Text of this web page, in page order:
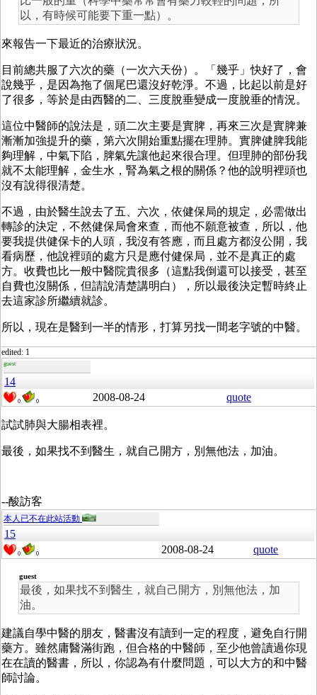
以，有時候可能要下重一點）。
來報告一下最近的治療狀況。
目前總共服了六次的藥（一次六天份）。「幾乎」快好了，會
說幾乎，是因為拖了個尾巴還沒好乾淨。不過，比起以前是好
了很多，等於是由西醫的二、三度脫垂變成一度脫垂的情況。
這位中醫師的說法是，頭二次主要是實脾，再來三次是實脾兼
漸漸加強提升的藥，第六次開始重點擺在理肺。實脾健脾我能
夠理解，中氣下陷，脾氣先讓他起來很合理。但理肺的部份我
就不太能理解，金生水，腎為氣之根的關係？他的說明裡頭也
沒有說得很清楚。
不過，由於醫生說去了五、六次，依健保局的規定，必需做出
轉診的決定，不然健保局會來查，而他不願意被查，所以，他
要我提供健保卡的人頭，我沒有答應，而且處方都沒公開，我
看病歷，他說裡頭的處方只是應付健保局，並不是真正的處
方。收費也比一般中醫院貴很多（這點我倒還可以接受，甚至
自費也沒關係，但請說清楚講明白），所以最後決定暫時終止
去這家診所繼續就診。
所以，現在是醫到一半的情形，打算另找一間老字號的中醫。
edited: 1
guest
14
0 0 2008-08-24 quote
試試肺與大腸相表裡。
最後，如果找不到醫生，就自己開方，別無他法，加油。
--酸訪客
本人已不在此站活動
15
0 0 2008-08-24 quote
guest
最後，如果找不到醫生，就自己開方，別無他法，加
油。
建議自學中醫的朋友，醫書沒有讀到一定的程度，避免自行開
藥方。雖然庸醫滿街跑，但合格的中醫師，至少他曾讀過你現
在在讀的醫書，所以，你認為有什麼問題，可以大方的和中醫
師討論。